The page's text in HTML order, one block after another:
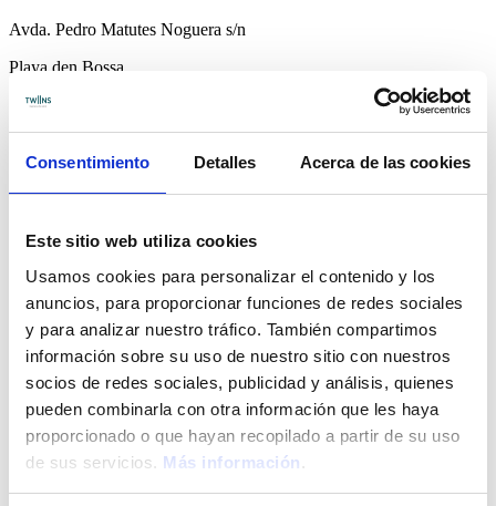
Consentimiento Detalles Acerca de las cookies
Este sitio web utiliza cookies
Usamos cookies para personalizar el contenido y los
anuncios, para proporcionar funciones de redes sociales
y para analizar nuestro tráfico. También compartimos
información sobre su uso de nuestro sitio con nuestros
socios de redes sociales, publicidad y análisis, quienes
pueden combinarla con otra información que les haya
proporcionado o que hayan recopilado a partir de su uso
de sus servicios. Más información .
Avda. Pedro Matutes Noguera s/n
Playa den Bossa
07800 - Ibiza - Islas Baleares
Habitaciones
Gastronomía
Todo incluido
Experiencias
Noticias
Galería
Contacto
Condiciones de Uso
Condiciones de reserva
Política de cookies
Política de privacidad
Únete a nuestro equipo